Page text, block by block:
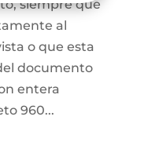
siempre que
al
o que esta
documento
entera
960...